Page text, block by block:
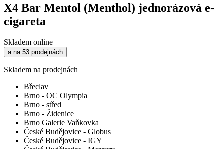
X4 Bar Mentol (Menthol) jednorázová e-
cigareta
Skladem online
a na 53 prodejnách
Skladem na prodejnách
Břeclav
Brno - OC Olympia
Brno - střed
Brno - Židenice
Brno Galerie Vaňkovka
České Budějovice - Globus
České Budějovice - IGY